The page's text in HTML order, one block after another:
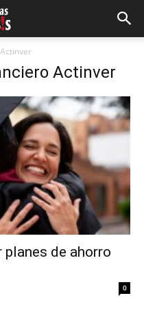
Actinver
planes de ahorro
0